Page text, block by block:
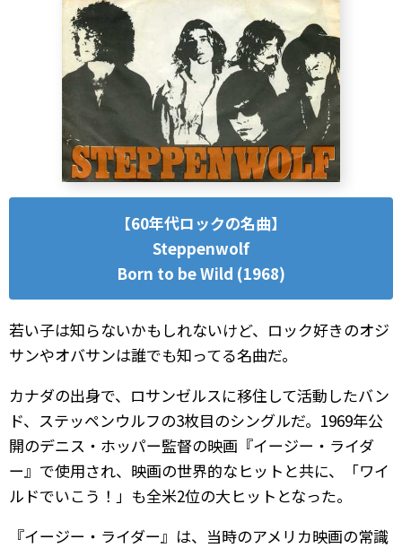
【60年代ロックの名曲】
Steppenwolf
Born to be Wild (1968)
若い子は知らないかもしれないけど、ロック好きのオジ
サンやオバサンは誰でも知ってる名曲だ。
カナダの出身で、ロサンゼルスに移住して活動したバン
ド、ステッペンウルフの3枚目のシングルだ。1969年公
開のデニス・ホッパー監督の映画『イージー・ライダ
ー』で使用され、映画の世界的なヒットと共に、「ワイ
ルドでいこう！」も全米2位の大ヒットとなった。
『イージー・ライダー』は、当時のアメリカ映画の常識